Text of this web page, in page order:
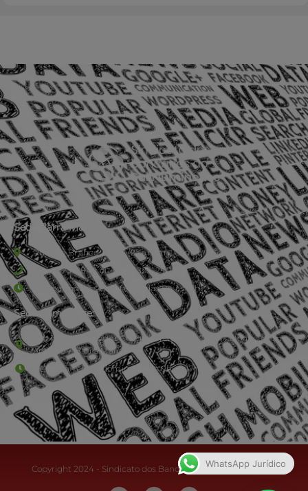
Sede Barra Mansa
Rua Rio Branco, nº107 (2º andar), Centro - Cep: 27.330-030
(24) 3323-2848 ou (24) 3323-2500
De segunda à sexta-feira , das 9h às 17h.
Sede Campestre:
Estrada Governador Chagas Freitas – 3.780 – Colônia Santo
Antônio – Barra Mansa
De terça-feira a domingo, das 9h às 17h
Copyright 2024 - Sindicato dos Bancários do Sul Fluminense
WhatsApp Jurídico